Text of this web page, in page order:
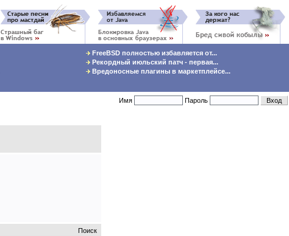
FreeBSD полностью избавляется от...
Рекордный июльский патч - первая...
Вредоносные плагины в маркетплейсе...
Имя Пароль
Поиск